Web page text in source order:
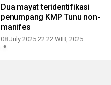
Dua mayat teridentifikasi
penumpang KMP Tunu non-
manifes
08 July 2025 22:22 WIB, 2025